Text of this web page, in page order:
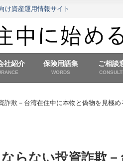
け資産運用情報サイト
社紹介 保険用語集
WORDS
ご相談
欺－台湾在住中に本物と偽物を見極め
らない投資詐欺－